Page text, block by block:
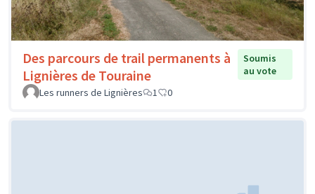
Des parcours de trail permanents à
Lignières de Touraine
Soumis
au vote
Les runners de Lignières
1 0